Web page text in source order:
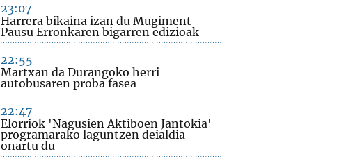
23:07
Harrera bikaina izan du Mugiment
Pausu Erronkaren bigarren edizioak
22:55
Martxan da Durangoko herri
autobusaren proba fasea
22:47
Elorriok 'Nagusien Aktiboen Jantokia'
programarako laguntzen deialdia
onartu du